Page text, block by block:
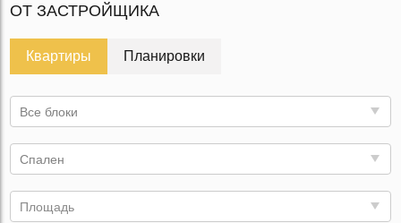
ОТ ЗАСТРОЙЩИКА
Квартиры Планировки
Все блоки
Спален
Площадь